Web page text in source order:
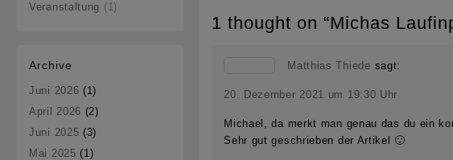
Veranstaltung (1)
Archive
Juni 2026 (1)
April 2026 (2)
Juni 2025 (3)
Mai 2025 (1)
1 thought on “Michas
Matthias Thiede sagt:
20. Dezember 2021 um 19:30 Uhr
Michael, da merkt man genau das du ein
Sehr gut geschrieben der Artikel 🙂